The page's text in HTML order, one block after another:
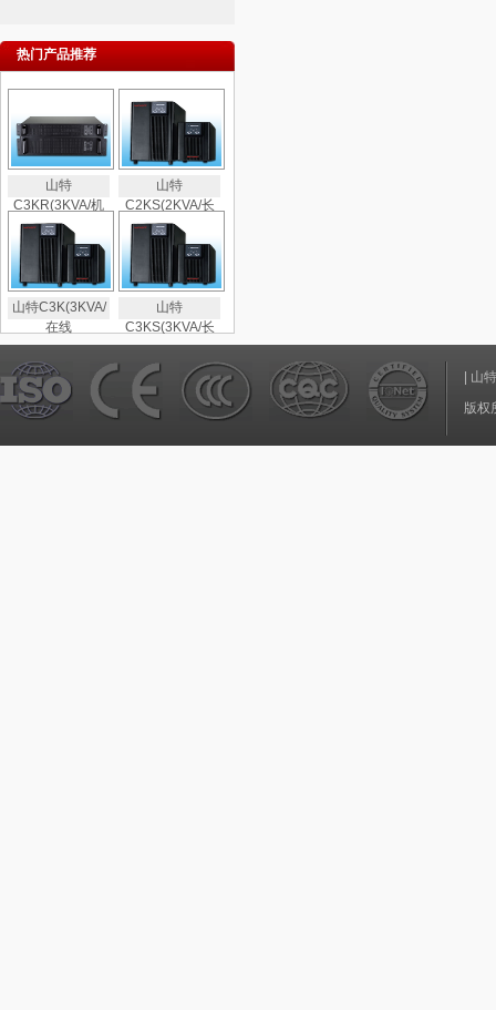
热门产品推荐
山特
C3KR(3KVA/机
山特
C2KS(2KVA/长
山特C3K(3KVA/
在线
山特
C3KS(3KVA/长
山
版权